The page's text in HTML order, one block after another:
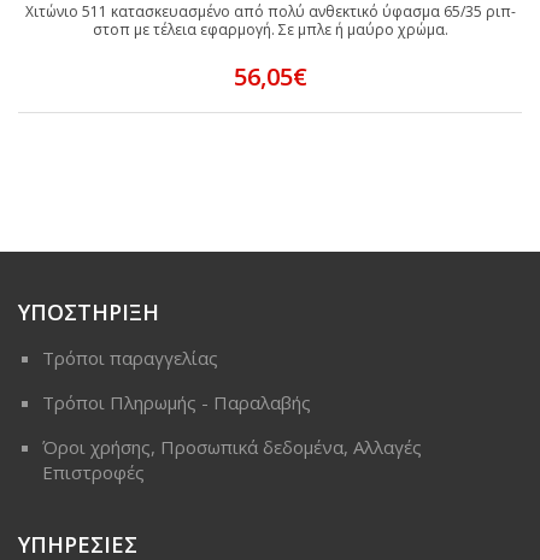
Χιτώνιο 511 κατασκευασμένο από πολύ ανθεκτικό ύφασμα 65/35 ριπ-
στοπ με τέλεια εφαρμογή. Σε μπλε ή μαύρο χρώμα.
56,05€
ΥΠΟΣΤΗΡΙΞΗ
Τρόποι παραγγελίας
Τρόποι Πληρωμής - Παραλαβής
Όροι χρήσης, Προσωπικά δεδομένα, Αλλαγές
Επιστροφές
ΥΠΗΡΕΣΙΕΣ